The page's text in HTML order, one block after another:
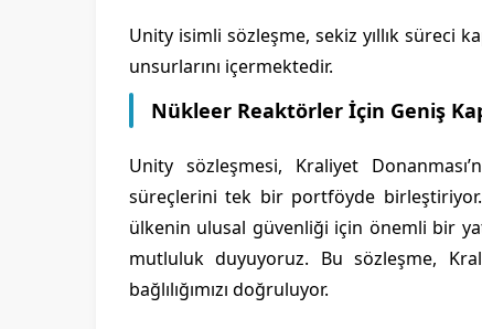
Unity isimli sözleşme, sekiz yıllık süreci
unsurlarını içermektedir.
Nükleer Reaktörler İçin Geniş
Unity sözleşmesi, Kraliyet
süreçlerini tek bir portföyde birleştiriyor.
ülkenin ulusal güvenliği için önemli bir
mutluluk duyuyoruz. Bu sözleşme,
bağlılığımızı doğruluyor.